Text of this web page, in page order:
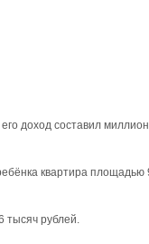
доход составил
квартира
тысяч рублей.